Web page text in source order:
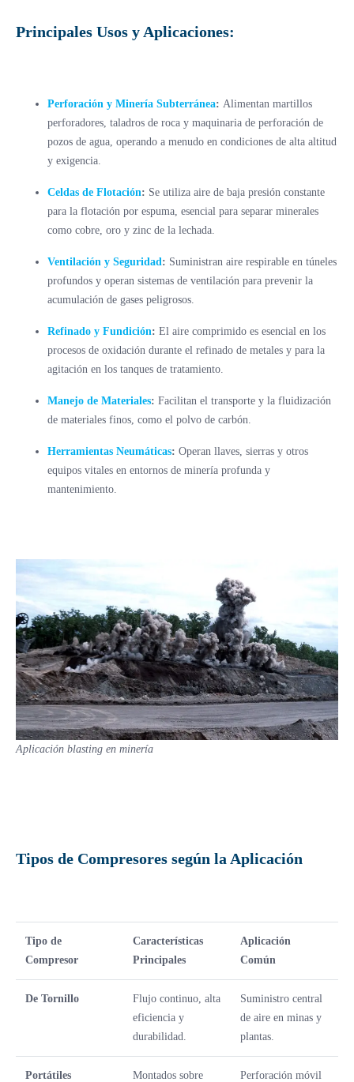
Principales Usos y Aplicaciones:
Perforación y Minería Subterránea: Alimentan martillos
perforadores, taladros de roca y maquinaria de perforación de
pozos de agua, operando a menudo en condiciones de alta altitud
y exigencia.
Celdas de Flotación: Se utiliza aire de baja presión constante
para la flotación por espuma, esencial para separar minerales
como cobre, oro y zinc de la lechada.
Ventilación y Seguridad: Suministran aire respirable en túneles
profundos y operan sistemas de ventilación para prevenir la
acumulación de gases peligrosos.
Refinado y Fundición: El aire comprimido es esencial en los
procesos de oxidación durante el refinado de metales y para la
agitación en los tanques de tratamiento.
Manejo de Materiales: Facilitan el transporte y la fluidización
de materiales finos, como el polvo de carbón.
Herramientas Neumáticas: Operan llaves, sierras y otros
equipos vitales en entornos de minería profunda y
mantenimiento.
Aplicación blasting en minería
Tipos de Compresores según la Aplicación
Tipo de
Compresor
Características
Principales
Aplicación
Común
De Tornillo
Flujo continuo, alta
eficiencia y
durabilidad.
Suministro central
de aire en minas y
plantas.
Portátiles
Montados sobre
Perforación móvil